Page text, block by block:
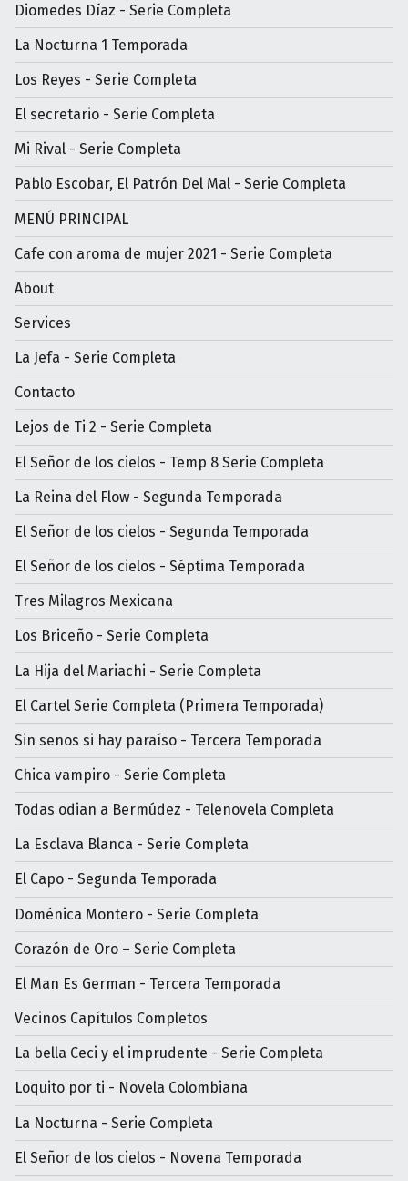
Diomedes Díaz - Serie Completa
La Nocturna 1 Temporada
Los Reyes - Serie Completa
El secretario - Serie Completa
Mi Rival - Serie Completa
Pablo Escobar, El Patrón Del Mal - Serie Completa
MENÚ PRINCIPAL
Cafe con aroma de mujer 2021 - Serie Completa
About
Services
La Jefa - Serie Completa
Contacto
Lejos de Ti 2 - Serie Completa
El Señor de los cielos - Temp 8 Serie Completa
La Reina del Flow - Segunda Temporada
El Señor de los cielos - Segunda Temporada
El Señor de los cielos - Séptima Temporada
Tres Milagros Mexicana
Los Briceño - Serie Completa
La Hija del Mariachi - Serie Completa
El Cartel Serie Completa (Primera Temporada)
Sin senos si hay paraíso - Tercera Temporada
Chica vampiro - Serie Completa
Todas odian a Bermúdez - Telenovela Completa
La Esclava Blanca - Serie Completa
El Capo - Segunda Temporada
Doménica Montero - Serie Completa
Corazón de Oro – Serie Completa
El Man Es German - Tercera Temporada
Vecinos Capítulos Completos
La bella Ceci y el imprudente - Serie Completa
Loquito por ti - Novela Colombiana
La Nocturna - Serie Completa
El Señor de los cielos - Novena Temporada